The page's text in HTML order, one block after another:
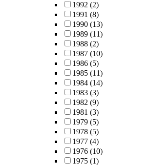
1992 (2)
1991 (8)
1990 (13)
1989 (11)
1988 (2)
1987 (10)
1986 (5)
1985 (11)
1984 (14)
1983 (3)
1982 (9)
1981 (3)
1979 (5)
1978 (5)
1977 (4)
1976 (10)
1975 (1)